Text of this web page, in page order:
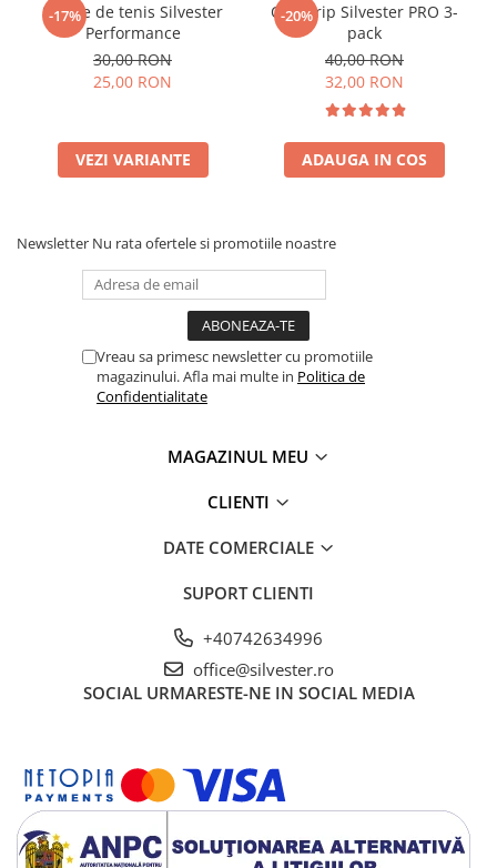
-17%
Șosete de tenis Silvester
Performance
30,00 RON
25,00 RON
VEZI VARIANTE
-20%
Overgrip Silvester PRO 3-
pack
40,00 RON
32,00 RON
ADAUGA IN COS
Newsletter Nu rata ofertele si promotiile noastre
Vreau sa primesc newsletter cu promotiile
magazinului. Afla mai multe in Politica de
Confidentialitate
MAGAZINUL MEU
CLIENTI
DATE COMERCIALE
SUPORT CLIENTI
+40742634996
office@silvester.ro
SOCIAL URMARESTE-NE IN SOCIAL MEDIA